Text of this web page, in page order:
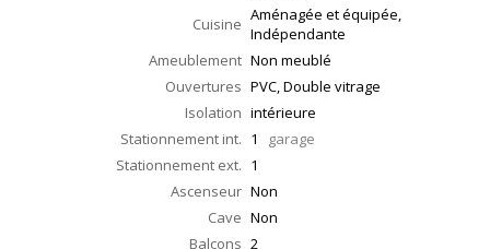
Cuisine Aménagée et équipée,
Indépendante
Ameublement Non meublé
Ouvertures PVC, Double vitrage
Isolation intérieure
Stationnement int. 1
garage
Stationnement ext. 1
Ascenseur Non
Cave Non
Balcons 2